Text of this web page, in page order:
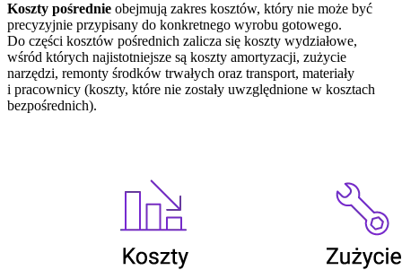
Koszty pośrednie obejmują zakres kosztów, który nie może być
precyzyjnie przypisany do konkretnego wyrobu gotowego.
Do części kosztów pośrednich zalicza się koszty wydziałowe,
wśród których najistotniejsze są koszty amortyzacji, zużycie
narzędzi, remonty środków trwałych oraz transport, materiały
i pracownicy (koszty, które nie zostały uwzględnione w kosztach
bezpośrednich).